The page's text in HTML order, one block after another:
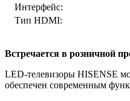
Интерфейс:
Тип HDMI:
Встречается в розничной
LED-телевизоры HISENSE
обеспечен современным